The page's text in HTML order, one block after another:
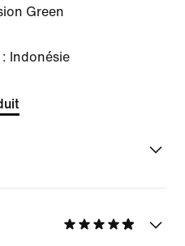
Green
Indonésie